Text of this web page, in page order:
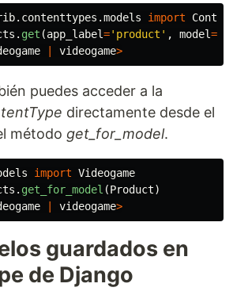
import
. get (app_label=' product ' , model=
videogame>
puedes acceder a la
directamente desde el
método get_for_model.
import Videogame
. get_for_model (Product)
videogame>
guardados en
de Django